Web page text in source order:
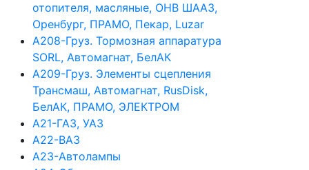
отопителя, масляные, ОНВ ШААЗ,
Оренбург, ПРАМО, Пекар, Luzar
А208-Груз. Тормозная аппаратура
SORL, Автомагнат, БелАК
А209-Груз. Элементы сцепления
Трансмаш, Автомагнат, RusDisk,
БелАК, ПРАМО, ЭЛЕКТРОМ
А21-ГАЗ, УАЗ
А22-ВАЗ
А23-Автолампы